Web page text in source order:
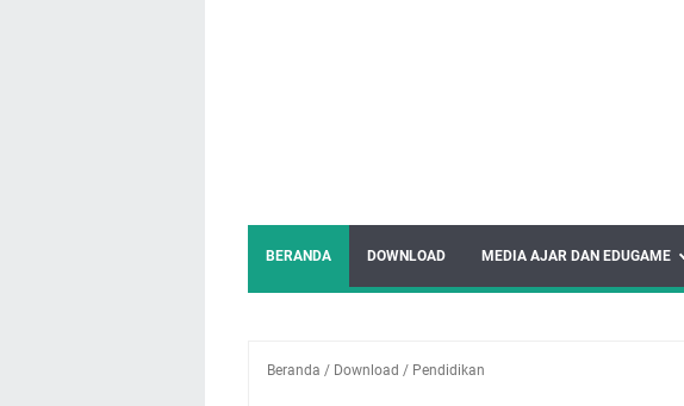
BERANDA DOWNLOAD MEDIA AJAR DAN EDUGAME
Beranda / Download / Pendidikan